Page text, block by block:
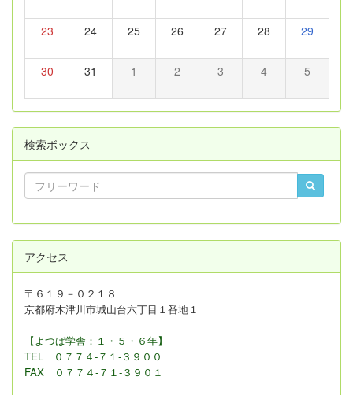
23 24 25 26 27 28 29
30 31 1 2 3 4 5
検索ボックス
アクセス
〒６１９－０２１８
京都府木津川市城山台六丁目１番地１
【よつば学舎：１・５・６年】
TEL ０７７４-７１-３９００
FAX
０７７４-７１-３９０１